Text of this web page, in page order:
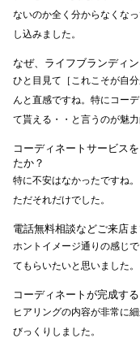
ないのか全く分からなくな
し込みました。
なぜ、ライフブランディ
ひと目見て［これこそが自
んと直感ですね。特にコー
て貰える・・と言うのが魅力
コーディネートサービス
たか？
特に不安はなかったですね
ただそれだけでした。
電話無料相談などご来店
ホントイメージ通りの感じ
てもらいたいと思いました。
コーディネートが完成す
ヒアリングの内容が非常に
びっくりしました。